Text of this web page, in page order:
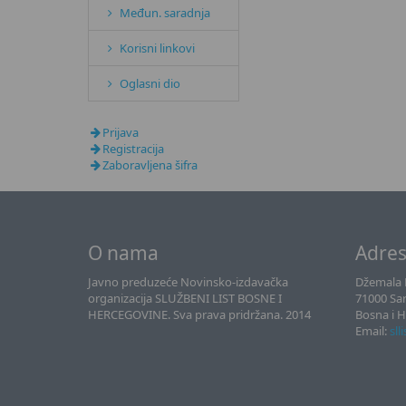
Međun. saradnja
Korisni linkovi
Oglasni dio
Prijava
Registracija
Zaboravljena šifra
O nama
Javno preduzeće Novinsko-izdavačka
organizacija SLUŽBENI LIST BOSNE I
HERCEGOVINE. Sva prava pridržana. 2014
Džemala
71000
Bosna i
Email: